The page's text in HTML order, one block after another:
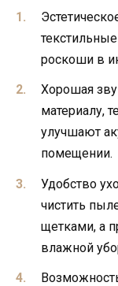
роскоши в
Хорошая
материалу,
улучшают
помещении.
Удобство
чистить
щетками, а
влажной